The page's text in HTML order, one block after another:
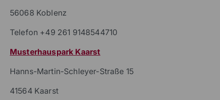
56068 Koblenz
Telefon +49 261 9148544710
Musterhauspark Kaarst
Hanns-Martin-Schleyer-Straße 15
41564 Kaarst